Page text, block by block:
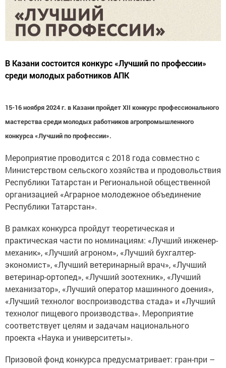
В Казани состоится конкурс «Лучший по профессии»
среди молодых работников АПК
15-16 ноября 2024 г. в Казани пройдет XII конкурс профессионального
мастерства среди молодых работников агропромышленного
конкурса «Лучший по профессии».
Мероприятие проводится с 2018 года совместно с
Министерством сельского хозяйства и продовольствия
Республики Татарстан и Региональной общественной
организацией «Аграрное молодежное объединение
Республики Татарстан».
В рамках конкурса пройдут теоретическая и
практическая части по номинациям: «Лучший инженер-
механик», «Лучший агроном», «Лучший бухгалтер-
экономист», «Лучший ветеринарный врач», «Лучший
ветеринар-ортопед», «Лучший зоотехник», «Лучший
механизатор», «Лучший оператор машинного доения»,
«Лучший технолог воспроизводства стада» и «Лучший
технолог пищевого производства». Мероприятие
соответствует целям и задачам национального
проекта «Наука и университеты».
Призовой фонд конкурса предусматривает: гран-при –